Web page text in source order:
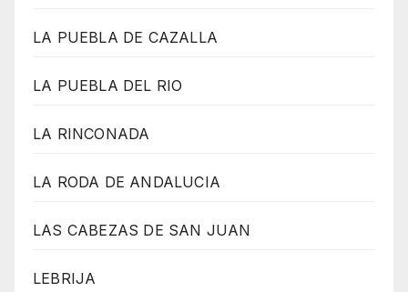
LA PUEBLA DE CAZALLA
LA PUEBLA DEL RIO
LA RINCONADA
LA RODA DE ANDALUCIA
LAS CABEZAS DE SAN JUAN
LEBRIJA